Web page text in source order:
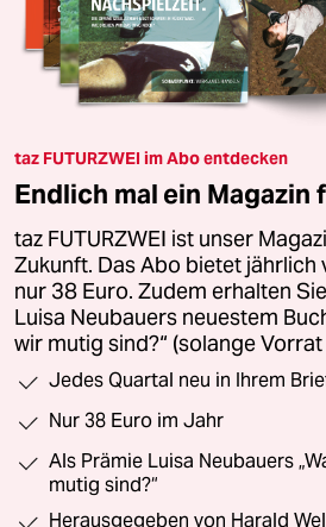
taz FUTURZWEI im Abo entdecken
Endlich mal ein Magazin
taz FUTURZWEI ist unser
Zukunft. Das Abo bietet jährlich
nur 38 Euro. Zudem erhalten
Luisa Neubauers neuestem
wir mutig sind?“ (solange
Jedes Quartal neu in Ihrem
Nur 38 Euro im Jahr
Als Prämie Luisa Neubauers
mutig sind?“
Herausgegeben von Harald